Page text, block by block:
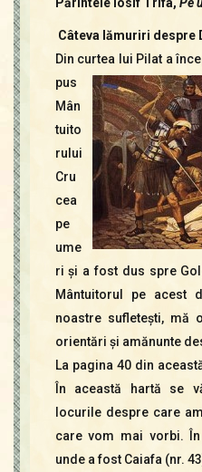
Câteva lămuriri despre
Din curtea lui Pilat a
pus
Mân
tuito
rului
Cru
cea
pe
ume
ri şi a fost dus spre
Mântuitorul pe acest
noastre sufleteşti, mă
orientări şi amănunte
La pagina 40 din
În această hartă se
locurile despre care
care vom mai vorbi.
unde a fost Caiafa (nr.